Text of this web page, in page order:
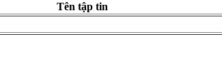
Tên tập tin